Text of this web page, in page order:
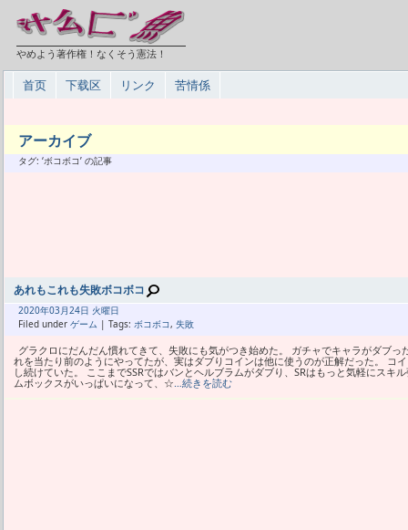
やめよう著作権！なくそう憲法！
首页 下载区 リンク 苦情係
アーカイブ
タグ: ‘ボコボコ’ の記事
あれもこれも失敗ボコボコ
2020年03月24日 火曜日
Filed under ゲーム | Tags: ボコボコ, 失敗
グラクロにだんだん慣れてきて、失敗にも気がつき始めた。 ガチャでキャラがダブ
れを当たり前のようにやってたが、実はダブりコインは他に使うのが正解だった。 コ
し続けていた。 ここまでSSRではバンとヘルブラムがダブり、SRはもっと気軽にスキ
ムボックスがいっぱいになって、☆…続きを読む